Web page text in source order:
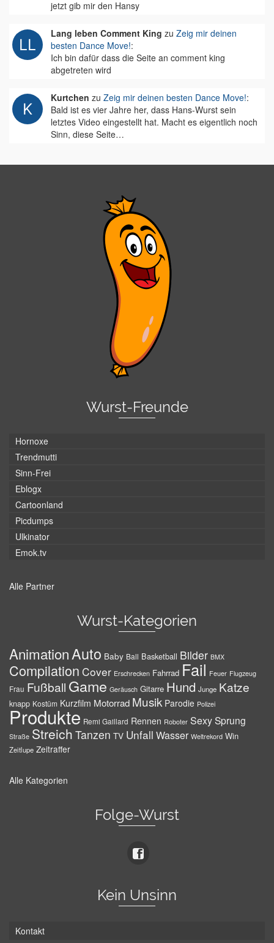
jetzt gib mir den Hansy
Lang leben Comment King zu Zeig mir deinen
besten Dance Move!:
Ich bin dafür dass die Seite an comment king
abgetreten wird
Kurtchen zu Zeig mir deinen besten Dance Move!:
Bald ist es vier Jahre her, dass Hans-Wurst sein
letztes Video eingestellt hat. Macht es eigentlich noch
Sinn, diese Seite…
Wurst-Freunde
Hornoxe
Trendmutti
Sinn-Frei
Eblogx
Cartoonland
Picdumps
Ulkinator
Emok.tv
Alle Partner
Wurst-Kategorien
AnimationAuto Baby Ball Basketball Bilder BMX
Compilation Cover Erschrecken Fahrrad Fail Feuer Flugzeug
Frau Fußball Game Geräusch Gitarre Hund Junge Katze
knapp Kostüm Kurzfilm Motorrad Musik Parodie Polizei
Produkte Remi Gaillard Rennen Roboter SexySprung
Straße Streich Tanzen TV Unfall Wasser Weltrekord Win
Zeitlupe Zeitraffer
Alle Kategorien
Folge-Wurst
Kein Unsinn
Kontakt